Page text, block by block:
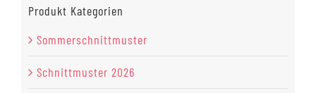
Produkt Kategorien
Sommerschnittmuster
Schnittmuster 2026